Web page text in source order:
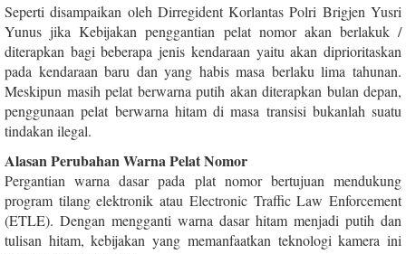
Seperti disampaikan oleh Dirregident Korlantas Polri Brigjen Yusri
Yunus jika Kebijakan penggantian pelat nomor akan berlakuk /
diterapkan bagi beberapa jenis kendaraan yaitu akan diprioritaskan
pada kendaraan baru dan yang habis masa berlaku lima tahunan.
Meskipun masih pelat berwarna putih akan diterapkan bulan depan,
penggunaan pelat berwarna hitam di masa transisi bukanlah suatu
tindakan ilegal.
Alasan Perubahan Warna Pelat Nomor
Pergantian warna dasar pada plat nomor bertujuan mendukung
program tilang elektronik atau Electronic Traffic Law Enforcement
(ETLE). Dengan mengganti warna dasar hitam menjadi putih dan
tulisan hitam, kebijakan yang memanfaatkan teknologi kamera ini